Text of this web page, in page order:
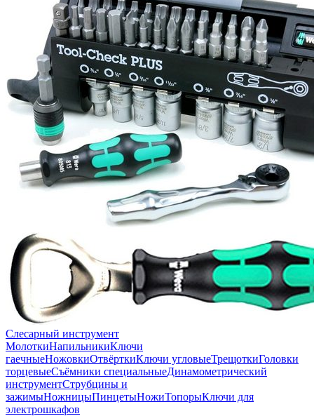
Слесарный инструмент
МолоткиНапильникиКлючи
гаечныеНожовкиОтвёрткиКлючи угловыеТрещоткиГоловки
торцевыеСъёмники специальныеДинамометрический
инструментСтрубцины и
зажимыНожницыПинцетыНожиТопорыКлючи для
электрошкафов